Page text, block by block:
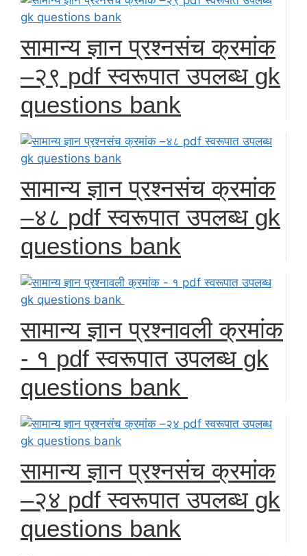
सामान्य ज्ञान प्रश्नसंच क्रमांक
–२९ pdf स्वरूपात उपलब्ध gk
questions bank
सामान्य ज्ञान प्रश्नसंच क्रमांक
–४८ pdf स्वरूपात उपलब्ध gk
questions bank
सामान्य ज्ञान प्रश्नावली क्रमांक
- १ pdf स्वरूपात उपलब्ध gk
questions bank
सामान्य ज्ञान प्रश्नसंच क्रमांक
–२४ pdf स्वरूपात उपलब्ध gk
questions bank